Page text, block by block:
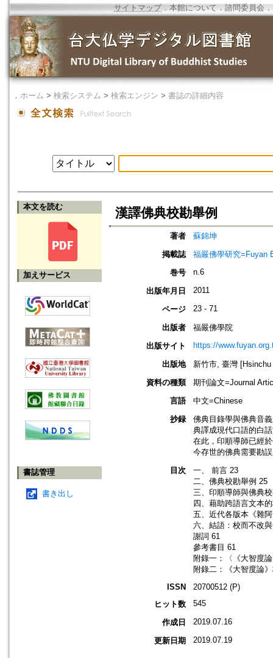
サイトマップ．本館について ． 諮問委員会 ．
． ホーム > 検索システム > 検索エンジン > 書誌の詳細内容
本文を読む
加えサービス
書誌管理
書き出し
漢譯佛典校勘舉例
著者
蘇錦坤
掲載誌
福嚴佛學研究=Fuyan
巻号
n.6
出版年月日 2011
ページ 23 - 71
出版者
福嚴佛學院
出版サイト
https://
出版地
新竹市, 臺灣
資料の種類
期刊論文=Journal
言語
中文=Chinese
抄録
佛典目錄學與佛典音
典譯成現代口語的白
在此，印順導師已經
今存世的佛典需要勘
目次
一、 前言 23
二、佛典校勘舉例 25
三、印順導師與佛典
四、藉助跨語言文本
五、近代各版本《雜
六、結語：校而不改
謝詞 61
參考書目 61
附錄一：〈《大智度
附錄二：《大智度論
ISSN
20700512 (P)
ヒット数
545
作成日 2019.07.16
更新日期 2019.07.19